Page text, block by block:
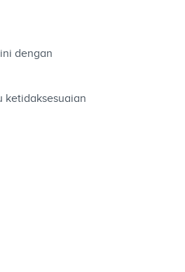
dengan
ketidaksesuaian